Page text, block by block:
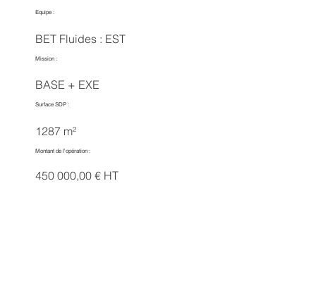
Equipe :
BET Fluides : EST
Mission :
BASE + EXE
Surface SDP :
1287 m²
Montant de l'opération :
450 000,00 € HT